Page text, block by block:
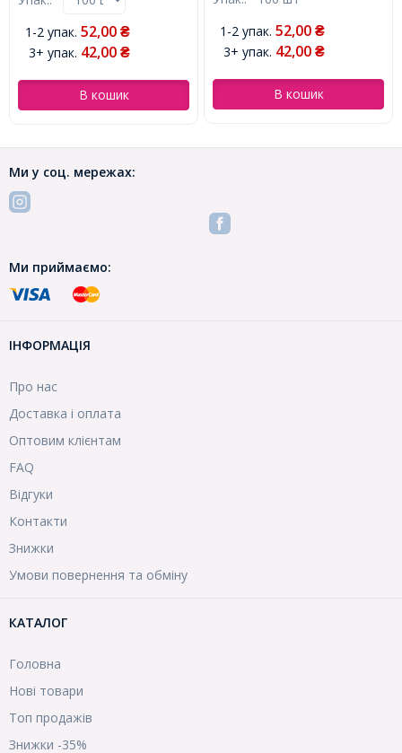
1-2 упак. 52,00 ₴
3+ упак. 42,00 ₴
В кошик
1-2 упак. 68,00 ₴
3+ упак. 54,00 ₴
В кошик
Ми у соц. мережах:
Ми приймаємо:
ІНФОРМАЦІЯ
Про нас
Доставка і оплата
Оптовим клієнтам
FAQ
Відгуки
Контакти
Знижки
Умови повернення та обміну
КАТАЛОГ
Головна
Нові товари
Топ продажів
Знижки -35%